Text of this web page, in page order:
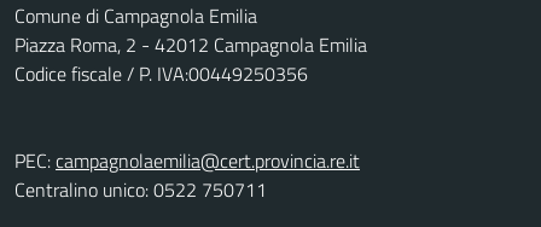
Comune di Campagnola Emilia
Piazza Roma, 2 - 42012 Campagnola Emilia
Codice fiscale / P. IVA:00449250356
PEC:campagnolaemilia@cert.provincia.re.it
Centralino unico: 0522 750711